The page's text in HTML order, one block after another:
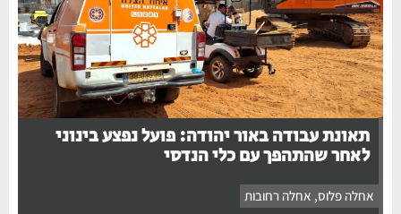
תאונת עבודה באור יהודה: פועל נפצע בינוני
לאחר שהתהפך עם כלי הנדסי
אחלה פלוס, אחלה רחובות